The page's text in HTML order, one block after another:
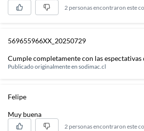
2 personas encontraron este
569655966XX_20250729
Cumple completamente con las espectativas
Publicado originalmente en sodimac.cl
Felipe
Muy buena
2 personas encontraron este